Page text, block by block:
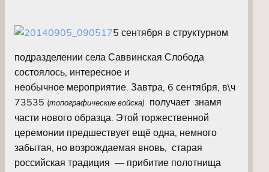
5 сентября в структурном
подразделении села Саввинская Слобода
состоялось, интересное и
необычное мероприятие. Завтра, 6 сентября, в\ч
73535 (топографические войска)
получает знамя
части нового образца. Этой торжественной
церемонии предшествует ещё одна, немного
забытая, но возрождаемая вновь, старая
российская традиция — прибитие полотнища